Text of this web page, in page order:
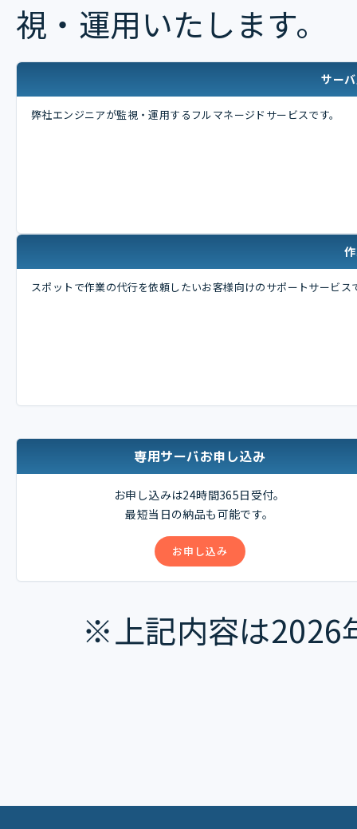
視・運用いたします。
サー
弊社エンジニアが監視・運用するフルマネージドサービスです。
スポットで作業の代行を依頼したいお客様向けのサポートサービス
専用サーバお申し込み
お申し込みは24時間365日受付。
最短当日の納品も可能です。
お申し込み
※上記内容は2026